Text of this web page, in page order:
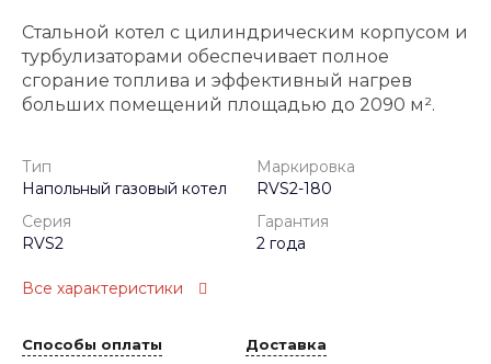
Стальной котел с цилиндрическим корпусом и
турбулизаторами обеспечивает полное
сгорание топлива и эффективный нагрев
больших помещений площадью до 2090 м².
Тип
Напольный газовый котел
Маркировка
RVS2-180
Серия
RVS2
Гарантия
2 года
Все характеристики
Способы оплаты Доставка